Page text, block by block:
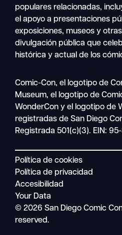
populares relacionadas,
el apoyo a presentaciones
exposiciones, museos y
divulgación pública que
histórica y actual de los
Comic-Con, el logotipo de
Museum, el logotipo de
WonderCon y el logotipo de
registradas de San Diego
Registrada 501(c)(3). EIN:
Política de cookies
Política de privacidad
Accesibilidad
Your Data
© 2026 San Diego Comic
reserved.